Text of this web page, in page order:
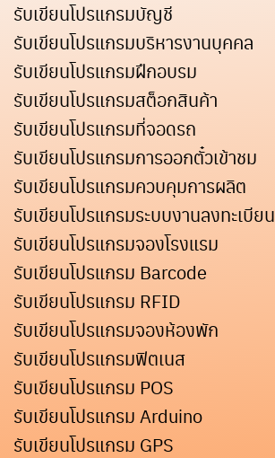
รับเขียนโปรแกรมบัญชี
รับเขียนโปรแกรมบริหารงานบุคคล
รับเขียนโปรแกรมฝึกอบรม
รับเขียนโปรแกรมสต็อกสินค้า
รับเขียนโปรแกรมที่จอดรถ
รับเขียนโปรแกรมการออกตั๋วเข้าชม
รับเขียนโปรแกรมควบคุมการผลิต
รับเขียนโปรแกรมระบบงานลงทะเบียน
รับเขียนโปรแกรมจองโรงแรม
รับเขียนโปรแกรม Barcode
รับเขียนโปรแกรม RFID
รับเขียนโปรแกรมจองห้องพัก
รับเขียนโปรแกรมฟิตเนส
รับเขียนโปรแกรม POS
รับเขียนโปรแกรม Arduino
รับเขียนโปรแกรม GPS